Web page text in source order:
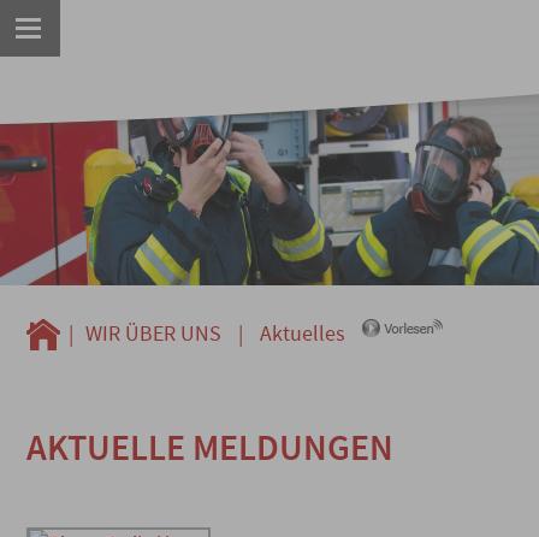
| WIR ÜBER UNS | Aktuelles
AKTUELLE MELDUNGEN